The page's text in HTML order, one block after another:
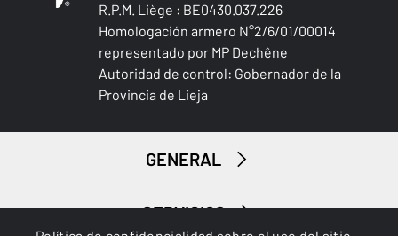
R.P.M. Liège : BE0430.037.226
Homologación armero N°2/6/01/00014
representado por MP Dechêne
Autoridad de control: Gobernador de la
Provincia de Lieja
GENERAL
SERVICIOS